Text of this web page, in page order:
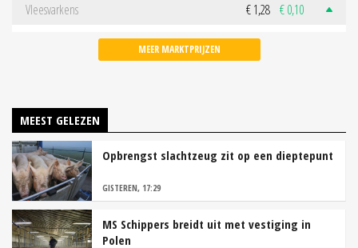
Vleesvarkens
€ 1,28 € 0,10
MEER MARKTPRIJZEN
MEEST GELEZEN
Opbrengst slachtzeug zit op een dieptepunt
GISTEREN, 17:29
MS Schippers breidt uit met vestiging in
Polen